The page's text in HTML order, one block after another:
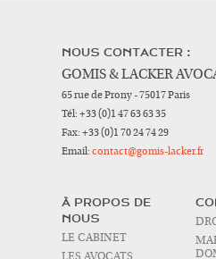
NOUS CONTACTER :
GOMIS & LACKER
65 rue de Prony - 75017 Paris
Tél: +33 (0)1 47 63 63 35
Fax: +33 (0)1 70 24 74 29
Email: contact@gomis-lacker.fr
À PROPOS DE
NOUS
LE CABINET